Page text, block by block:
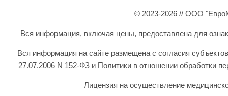
© 2023-2026 // ООО
Вся информация, включая цены, предоставлена для
Вся информация на сайте размещена с согласия
27.07.2006 N 152-ФЗ и Политики в отношении обработки
Лицензия на осуществление